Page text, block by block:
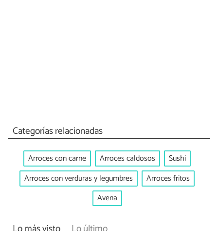
Categorías relacionadas
Arroces con carne Arroces caldosos
Sushi
Arroces con verduras y legumbres
Arroces fritos
Avena